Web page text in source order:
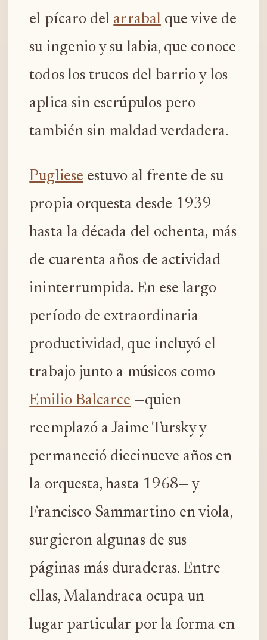
el pícaro del arrabal que vive de
su ingenio y su labia, que conoce
todos los trucos del barrio y los
aplica sin escrúpulos pero
también sin maldad verdadera.
Pugliese estuvo al frente de su
propia orquesta desde 1939
hasta la década del ochenta, más
de cuarenta años de actividad
ininterrumpida. En ese largo
período de extraordinaria
productividad, que incluyó el
trabajo junto a músicos como
Emilio Balcarce —quien
reemplazó a Jaime Tursky y
permaneció diecinueve años en
la orquesta, hasta 1968— y
Francisco Sammartino en viola,
surgieron algunas de sus
páginas más duraderas. Entre
ellas, Malandraca ocupa un
lugar particular por la forma en